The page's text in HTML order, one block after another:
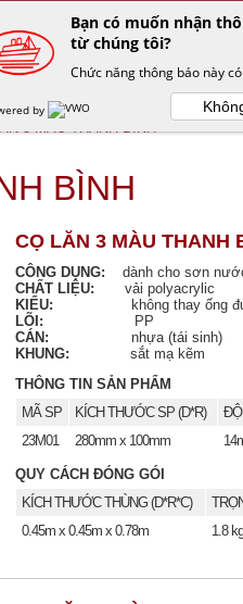
TRANG CHỦ
3 MÀU THANH BÌNH
BÌNH
CỌ LĂN 3 MÀU THANH
CÔNG DỤNG: dành cho sơn
CHẤT LIỆU: vải polyacrylic
KIỂU:
không thay ống
LÕI:
PP
CÁN: nhựa (tái sinh)
KHUNG:
sắt mạ kẽm
THÔNG TIN SẢN PHẨM
MÃ SP
KÍCH THƯỚC SP (D*R) ĐỘ
23M01
280mm x 100mm
QUY CÁCH ĐÓNG GÓI
KÍCH THƯỚC THÙNG (D*R*C)
0.45m x 0.45m x 0.78m
1.8 kg
Bạn có muốn nhận
từ chúng tôi?
Chức năng thông báo này
by